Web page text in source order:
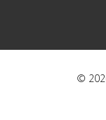
©